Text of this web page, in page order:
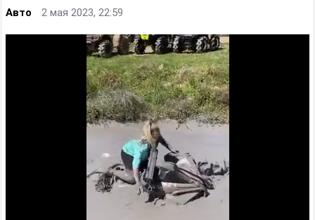
Авто 2 мая 2023, 22:59